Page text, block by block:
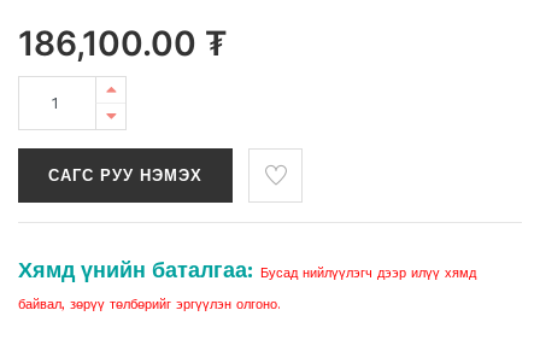
186,100.00 ₮
САГС РУУ НЭМЭХ
Хямд үнийн баталгаа: Бусад нийлүүлэгч дээр илүү хямд
байвал, зөрүү төлбөрийг эргүүлэн олгоно.